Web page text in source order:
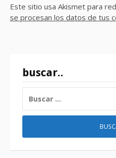
Este sitio usa Akismet para
se procesan los datos de tus
buscar..